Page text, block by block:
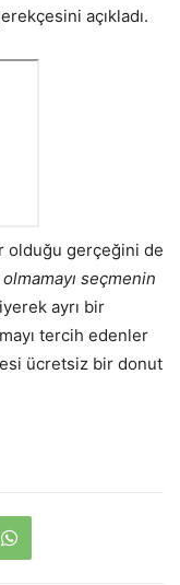
açıkladı.
olduğu gerçeğini de
olmamayı seçmenin
ayrı bir
tercih edenler
ücretsiz bir donut